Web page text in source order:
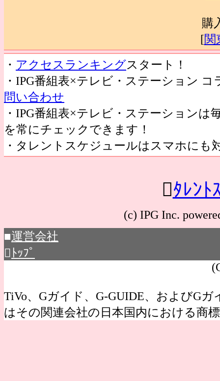
購
[関
・ アクセスランキングスタート！
・IPG番組表×テレビ・ステーション
問い合わせ
・IPG番組表×テレビ・ステーション
を常にチェックできます！
・タレントスケジュールはスマホにも
ﾀﾚﾝﾄ
(c) IPG Inc.
■運営会社
 ﾄｯﾌﾟ
TiVo、Gガイド、G-GUIDE、およびG
はその関連会社の日本国内における商